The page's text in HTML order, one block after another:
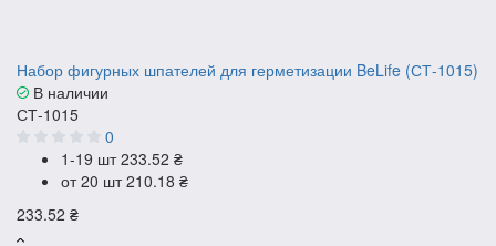
Набор фигурных шпателей для герметизации BeLife (СТ-1015)
В наличии
СТ-1015
0
1-19 шт233.52 ₴
от 20 шт210.18 ₴
233.52 ₴